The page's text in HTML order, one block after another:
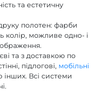
та естетичну
полотен: фарби
колір, можливе одно- і
та з доставкою по
підлогові, мобільні
інших. Всі системи